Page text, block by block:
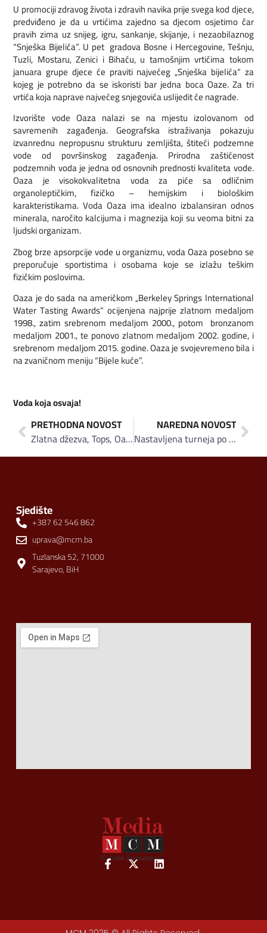
U promociji zdravog života i zdravih navika prije svega kod djece,
predviđeno je da u vrtićima zajedno sa djecom osjetimo čar
pravih zima uz snijeg, igru, sankanje, skijanje, i nezaobilaznog
“Snješka Bijelića”. U pet gradova Bosne i Hercegovine, Tešnju,
Tuzli, Mostaru, Zenici i Bihaću, u tamošnjim vrtićima tokom
januara grupe djece će praviti najvećeg „Snješka bijelića“ za
kojeg je potrebno da se iskoristi bar jedna boca Oaze. Za tri
vrtića koja naprave najvećeg snjegovića uslijedit će nagrade.
Izvorište vode Oaza nalazi se na mjestu izolovanom od
savremenih zagađenja. Geografska istraživanja pokazuju
izvanrednu nepropusnu strukturu zemljišta, štiteći podzemne
vode od površinskog zagađenja. Prirodna zaštićenost
podzemnih voda je jedna od osnovnih prednosti kvaliteta vode.
Oaza je visokokvalitetna voda za piće sa odličnim
organoleptičkim, fizičko – hemijskim i biološkim
karakteristikama. Voda Oaza ima idealno izbalansiran odnos
minerala, naročito kalcijuma i magnezija koji su veoma bitni za
ljudski organizam.
Zbog brze apsorpcije vode u organizmu, voda Oaza posebno se
preporučuje sportistima i osobama koje se izlažu teškim
fizičkim poslovima.
Oaza je do sada na američkom „Berkeley Springs International
Water Tasting Awards“ ocijenjena najprije zlatnom medaljom
1998., zatim srebrenom medaljom 2000., potom bronzanom
medaljom 2001., te ponovo zlatnom medaljom 2002. godine, i
srebrenom medaljom 2015. godine. Oaza je svojevremeno bila i
na zvaničnom meniju “Bijele kuće”.
Voda koja osvaja!
PRETHODNA NOVOST
Zlatna džezva, Tops, Oaza, Tajna i Zlatni puder na policama katarskih marketa početkom 2018.
NAREDNA NOVOST
Nastavljena turneja po Arapskom zaljevu: Vispakova džinovska džezva na Sheikh Zayed Heritage Festivalu u Abu Dhabiju
Sjedište
+387 62 546 862
uprava@mcm.ba
Tuzlanska 52, 71000
Sarajevo, BiH